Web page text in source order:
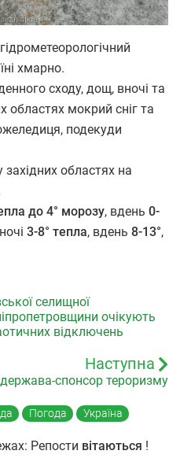
хмарно.
сходу, дощ, вночі та
областях мокрий сніг та
подекуди
західних областях на
до 4° морозу, вдень 0-
3-8° тепла, вдень 8-13°,
селищної
очікують
відключень
Наступна
держава-спонсор тероризму
Погода Україна
Репости вітаються !